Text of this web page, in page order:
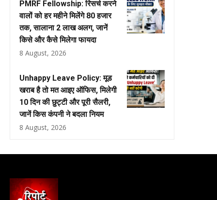
PMRF Fellowship: रिसर्च करने
वालों को हर महीने मिलेंगे ₹80 हजार
तक, सालाना ₹2 लाख अलग, जानें
किसे और कैसे मिलेगा फायदा
8 August, 2026
Unhappy Leave Policy: मूड
खराब है तो मत आइए ऑफिस, मिलेगी
10 दिन की छुट्टी और पूरी सैलरी,
जानें किस कंपनी ने बदला नियम
8 August, 2026